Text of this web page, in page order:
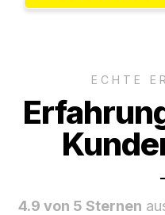
ECHTE
4.9 von 5 Sternen